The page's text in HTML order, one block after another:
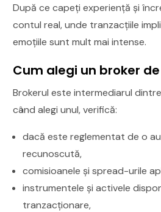
După ce capeți experiență și
contul real, unde tranzacțiile
emoțiile sunt mult mai intense.
Cum alegi un broker
Brokerul este intermediarul
când alegi unul, verifică:
dacă este reglementat de o
recunoscută,
comisioanele și spread-urile
instrumentele și activele
tranzacționare,